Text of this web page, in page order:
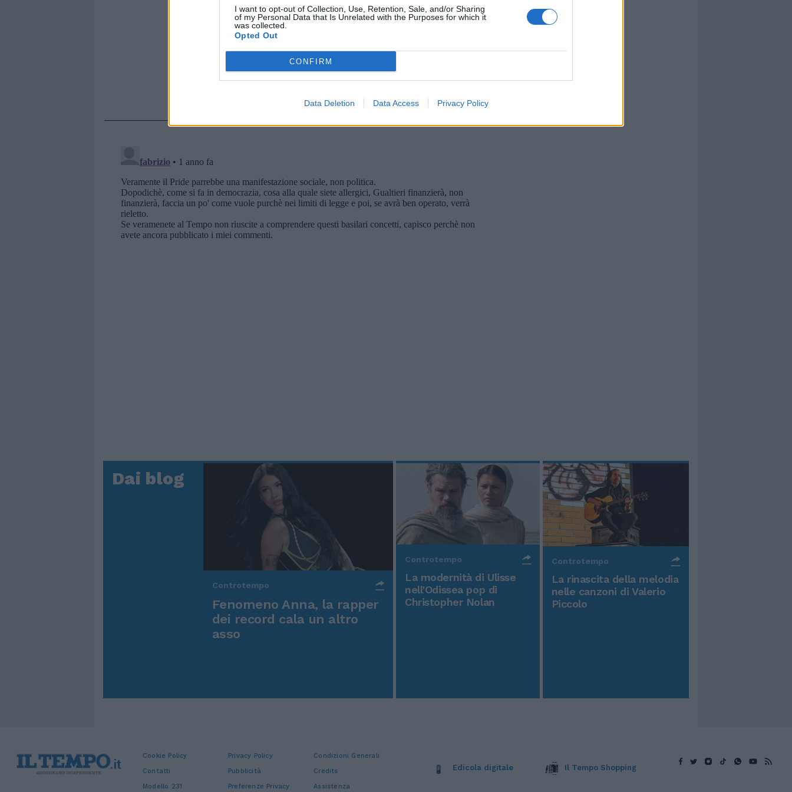
I want to opt-out of Collection, Use, Retention, Sale, and/or Sharing
of my Personal Data that Is Unrelated with the Purposes for which it
was collected.
Opted Out
CONFIRM
Data Deletion Data Access Privacy Policy
Dai blog
Controtempo
Fenomeno Anna, la rapper
dei record cala un altro
asso
Controtempo
La modernità di Ulisse
nell'Odissea pop di
Christopher Nolan
Controtempo
La rinascita della melodia
nelle canzoni di Valerio
Piccolo
Cookie Policy Privacy Policy
Condizioni Generali
Contatti
Pubblicità
Credits
Modello 231
Preferenze Privacy Assistenza
Edicola digitale Il Tempo Shopping